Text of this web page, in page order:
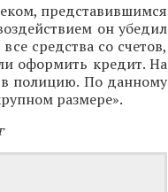
представившимся
он убедил
средства со счетов,
оформить кредит. На
в полицию. По данному
размере».